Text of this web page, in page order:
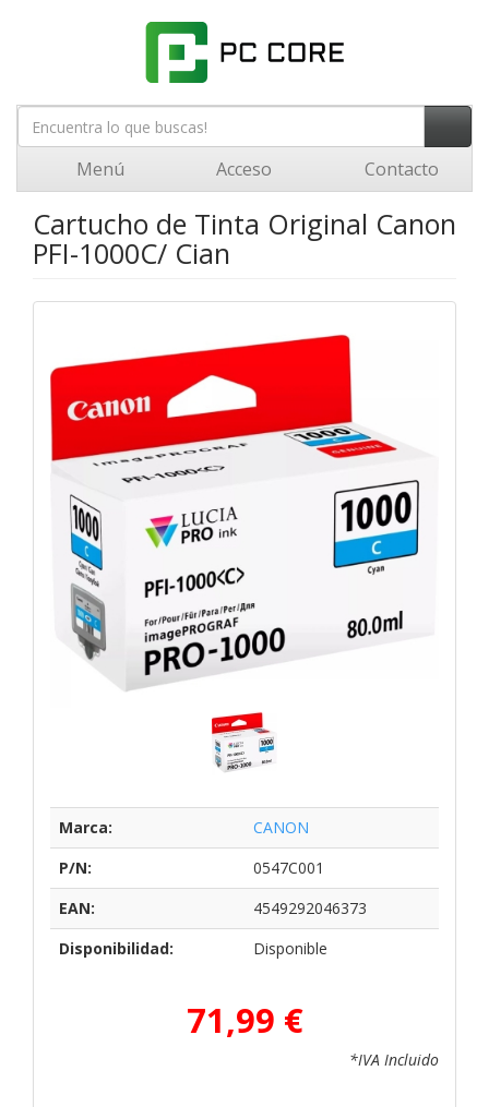
Menú Acceso Contacto
Cartucho de Tinta Original Canon
PFI-1000C/ Cian
Marca:
CANON
P/N:
0547C001
EAN:
4549292046373
Disponibilidad:
Disponible
71,99 €
*IVA Incluido